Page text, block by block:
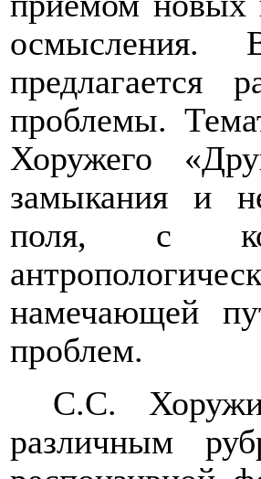
предлагается
проблемы.
Хоружего
замыкания и
поля, с
намечающей
проблем.
С.С.
различным